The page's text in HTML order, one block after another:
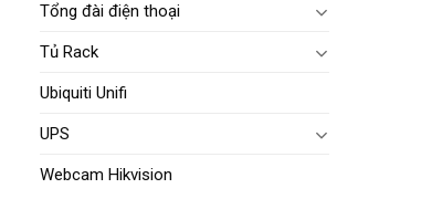
Tổng đài điện thoại
Tủ Rack
Ubiquiti Unifi
UPS
Webcam Hikvision